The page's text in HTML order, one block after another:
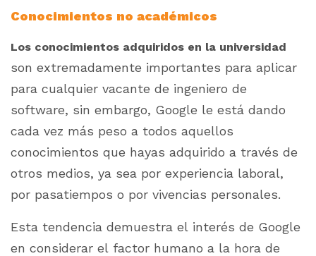
Conocimientos no académicos
Los conocimientos adquiridos en la universidad
son extremadamente importantes para aplicar
para cualquier vacante de ingeniero de
software, sin embargo, Google le está dando
cada vez más peso a todos aquellos
conocimientos que hayas adquirido a través de
otros medios, ya sea por experiencia laboral,
por pasatiempos o por vivencias personales.
Esta tendencia demuestra el interés de Google
en considerar el factor humano a la hora de